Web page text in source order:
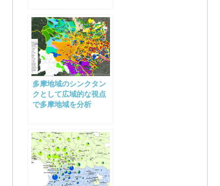
多摩地域のシンクタン
クとして広域的な視点
で多摩地域を分析